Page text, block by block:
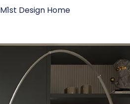
M1st Design Home